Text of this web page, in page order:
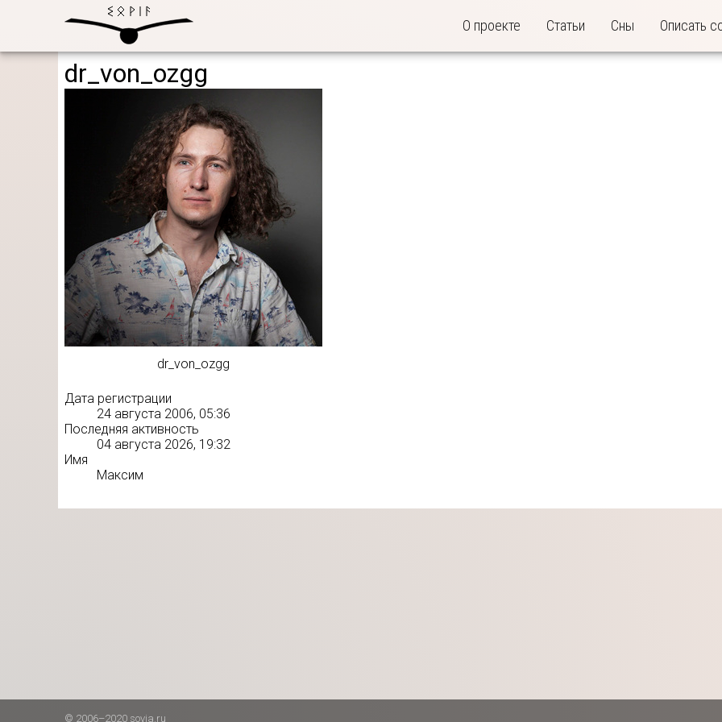
О проекте Статьи Сны Описать
dr_von_ozgg
dr_von_ozgg
Дата регистрации
24 августа 2006, 05:36
Последняя активность
04 августа 2026, 19:32
Имя
Максим
© 2006–2020 sovia.ru